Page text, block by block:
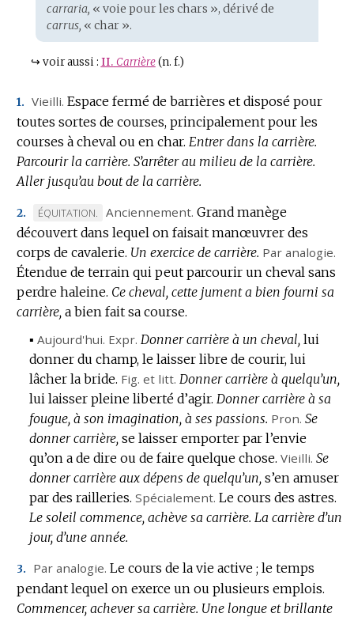
carraria, « voie pour les chars », dérivé de
carrus, « char ».
↪ voir aussi : II. Carrière (n. f.)
1. Vieilli. Espace fermé de barrières et disposé pour
toutes sortes de courses, principalement pour les
courses à cheval ou en char. Entrer dans la carrière.
Parcourir la carrière. S’arrêter au milieu de la carrière.
Aller jusqu’au bout de la carrière.
2.
MARQUE
DE
DOMAINE
:
ÉQUITATION. Anciennement. Grand manège
découvert dans lequel on faisait manœuvrer des
corps de cavalerie. Un exercice de carrière. Par analogie.
Étendue de terrain qui peut parcourir un cheval sans
perdre haleine. Ce cheval, cette jument a bien fourni sa
carrière, a bien fait sa course.
▪ Aujourd'hui. Expr. Donner carrière à un cheval, lui
donner du champ, le laisser libre de courir, lui
lâcher la bride. Fig. et litt. Donner carrière à quelqu’un,
lui laisser pleine liberté d’agir. Donner carrière à sa
fougue, à son imagination, à ses passions. Pron. Se
donner carrière, se laisser emporter par l’envie
qu’on a de dire ou de faire quelque chose. Vieilli. Se
donner carrière aux dépens de quelqu’un, s’en amuser
par des railleries. Spécialement. Le cours des astres.
Le soleil commence, achève sa carrière. La carrière d’un
jour, d’une année.
3. Par analogie. Le cours de la vie active ; le temps
pendant lequel on exerce un ou plusieurs emplois.
Commencer, achever sa carrière. Une longue et brillante